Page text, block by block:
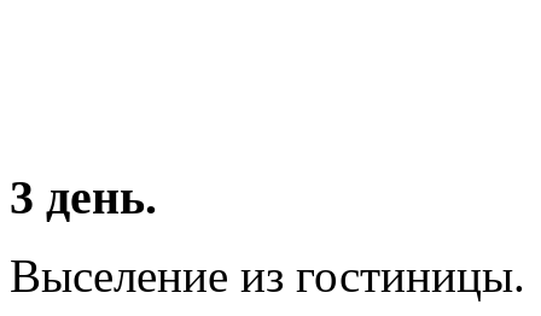
3 день.
Выселение из гостиницы.